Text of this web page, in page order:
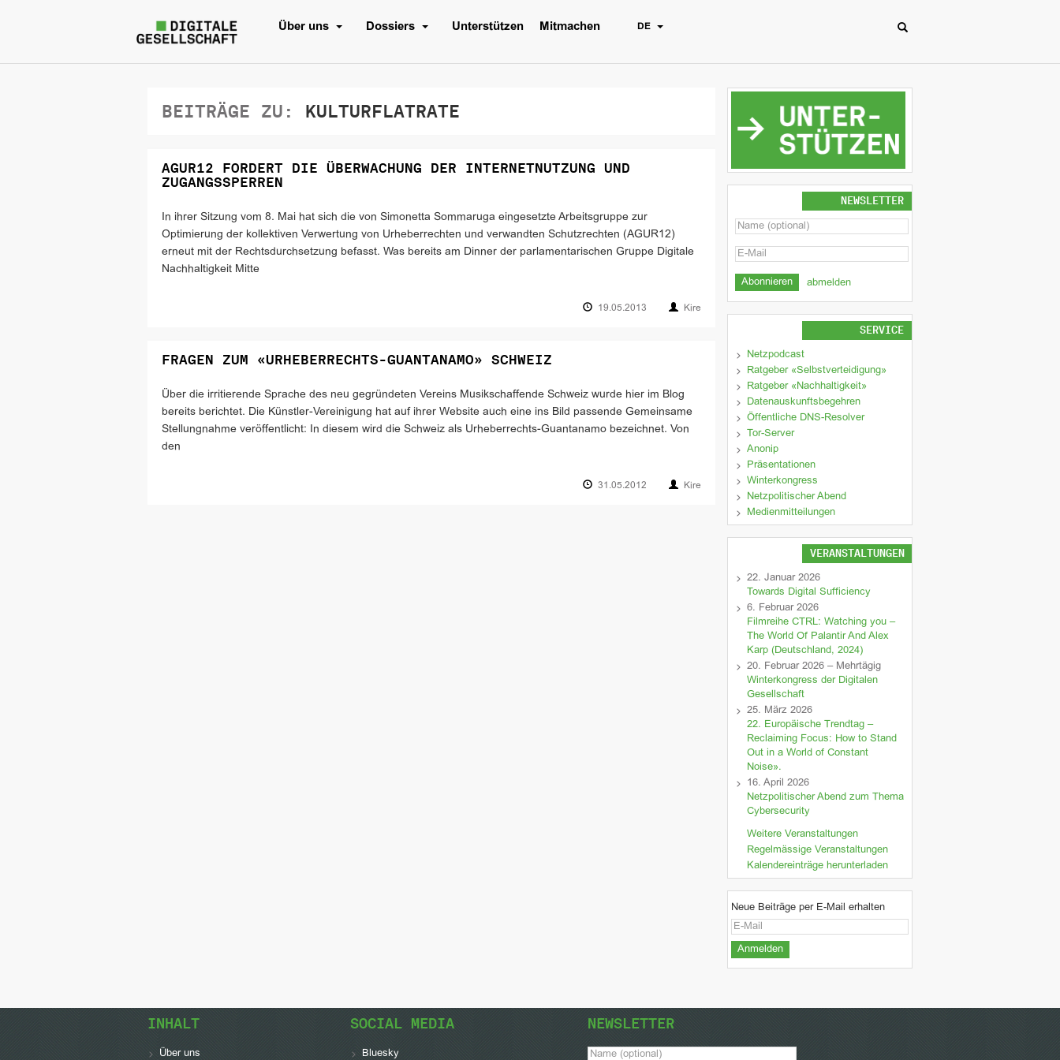
Über uns Dossiers Unterstützen Mitmachen DE
BEITRÄGE ZU: KULTURFLATRATE
AGUR12 FORDERT DIE ÜBERWACHUNG DER INTERNETNUTZUNG UND
ZUGANGSSPERREN
In ihrer Sitzung vom 8. Mai hat sich die von Simonetta Sommaruga eingesetzte Arbeitsgruppe zur
Optimierung der kollektiven Verwertung von Urheberrechten und verwandten Schutzrechten (AGUR12)
erneut mit der Rechtsdurchsetzung befasst. Was bereits am Dinner der parlamentarischen Gruppe Digitale
Nachhaltigkeit Mitte
19.05.2013 Kire
FRAGEN ZUM «URHEBERRECHTS-GUANTANAMO» SCHWEIZ
Über die irritierende Sprache des neu gegründeten Vereins Musikschaffende Schweiz wurde hier im Blog
bereits berichtet. Die Künstler-Vereinigung hat auf ihrer Website auch eine ins Bild passende Gemeinsame
Stellungnahme veröffentlicht: In diesem wird die Schweiz als Urheberrechts-Guantanamo bezeichnet. Von
den
31.05.2012 Kire
NEWSLETTER
abmelden
SERVICE
Netzpodcast
Ratgeber «Selbstverteidigung»
Ratgeber «Nachhaltigkeit»
Datenauskunftsbegehren
Öffentliche DNS-Resolver
Tor-Server
Anonip
Präsentationen
Winterkongress
Netzpolitischer Abend
Medienmitteilungen
VERANSTALTUNGEN
22. Januar 2026
Towards Digital Sufficiency
6. Februar 2026
Filmreihe CTRL: Watching you –
The World Of Palantir And Alex
Karp (Deutschland, 2024)
20. Februar 2026 – Mehrtägig
Winterkongress der Digitalen
Gesellschaft
25. März 2026
22. Europäische Trendtag –
Reclaiming Focus: How to Stand
Out in a World of Constant
Noise».
16. April 2026
Netzpolitischer Abend zum Thema
Cybersecurity
Weitere Veranstaltungen
Regelmässige Veranstaltungen
Kalendereinträge herunterladen
Neue Beiträge per E-Mail erhalten
INHALT
Über uns
SOCIAL MEDIA
Bluesky
NEWSLETTER